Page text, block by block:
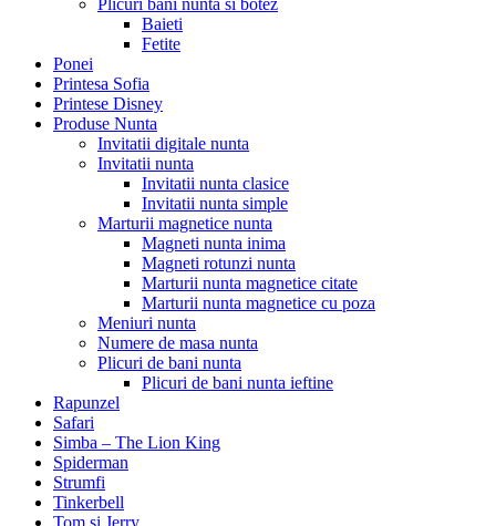
Plicuri bani nunta si botez
Baieti
Fetite
Ponei
Printesa Sofia
Printese Disney
Produse Nunta
Invitatii digitale nunta
Invitatii nunta
Invitatii nunta clasice
Invitatii nunta simple
Marturii magnetice nunta
Magneti nunta inima
Magneti rotunzi nunta
Marturii nunta magnetice citate
Marturii nunta magnetice cu poza
Meniuri nunta
Numere de masa nunta
Plicuri de bani nunta
Plicuri de bani nunta ieftine
Rapunzel
Safari
Simba – The Lion King
Spiderman
Strumfi
Tinkerbell
Tom si Jerry